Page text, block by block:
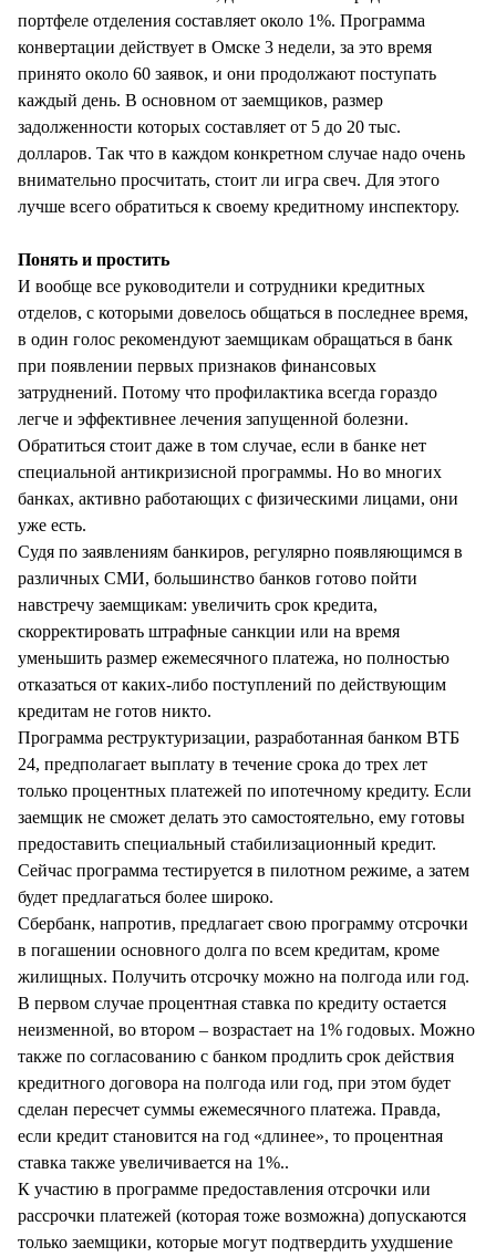
портфеле отделения составляет около 1%. Программа
конвертации действует в Омске 3 недели, за это время
принято около 60 заявок, и они продолжают поступать
каждый день. В основном от заемщиков, размер
задолженности которых составляет от 5 до 20 тыс.
долларов. Так что в каждом конкретном случае надо очень
внимательно просчитать, стоит ли игра свеч. Для этого
лучше всего обратиться к своему кредитному инспектору.
Понять и простить
И вообще все руководители и сотрудники кредитных
отделов, с которыми довелось общаться в последнее время,
в один голос рекомендуют заемщикам обращаться в банк
при появлении первых признаков финансовых
затруднений. Потому что профилактика всегда гораздо
легче и эффективнее лечения запущенной болезни.
Обратиться стоит даже в том случае, если в банке нет
специальной антикризисной программы. Но во многих
банках, активно работающих с физическими лицами, они
уже есть.
Судя по заявлениям банкиров, регулярно появляющимся в
различных СМИ, большинство банков готово пойти
навстречу заемщикам: увеличить срок кредита,
скорректировать штрафные санкции или на время
уменьшить размер ежемесячного платежа, но полностью
отказаться от каких-либо поступлений по действующим
кредитам не готов никто.
Программа реструктуризации, разработанная банком ВТБ
24, предполагает выплату в течение срока до трех лет
только процентных платежей по ипотечному кредиту. Если
заемщик не сможет делать это самостоятельно, ему готовы
предоставить специальный стабилизационный кредит.
Сейчас программа тестируется в пилотном режиме, а затем
будет предлагаться более широко.
Сбербанк, напротив, предлагает свою программу отсрочки
в погашении основного долга по всем кредитам, кроме
жилищных. Получить отсрочку можно на полгода или год.
В первом случае процентная ставка по кредиту остается
неизменной, во втором – возрастает на 1% годовых. Можно
также по согласованию с банком продлить срок действия
кредитного договора на полгода или год, при этом будет
сделан пересчет суммы ежемесячного платежа. Правда,
если кредит становится на год «длинее», то процентная
ставка также увеличивается на 1%..
К участию в программе предоставления отсрочки или
рассрочки платежей (которая тоже возможна) допускаются
только заемщики, которые могут подтвердить ухудшение